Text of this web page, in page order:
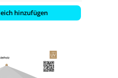
hinzufügen